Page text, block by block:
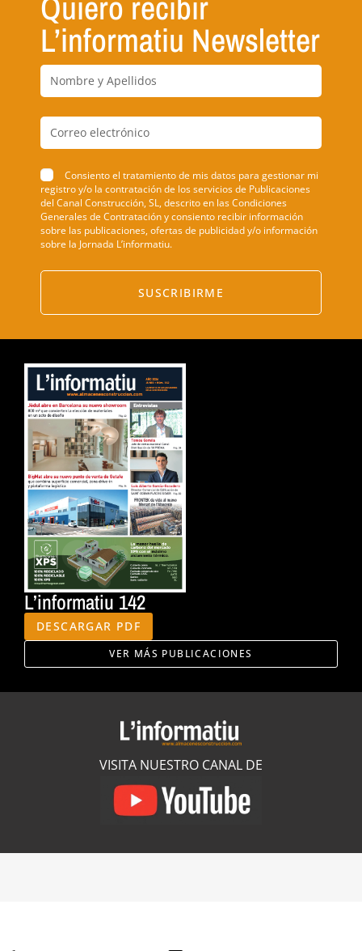
L’informatiu Newsletter
Consiento el tratamiento de mis datos para gestionar mi
registro y/o la contratación de los servicios de Publicaciones
del Canal Construcción, SL, descrito en las Condiciones
Generales de Contratación y consiento recibir información
sobre las publicaciones, ofertas de publicidad y/o información
sobre la Jornada L’informatiu.
SUSCRIBIRME
L’informatiu 142
DESCARGAR PDF
VER MÁS PUBLICACIONES
VISITA NUESTRO CANAL DE